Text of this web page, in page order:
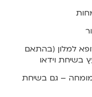
למלון (בהתאם
בשיחת וידאו
– גם בשיחת